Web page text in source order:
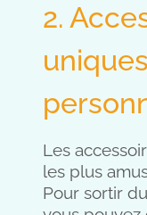
2.
Les
les plus
Pour sortir